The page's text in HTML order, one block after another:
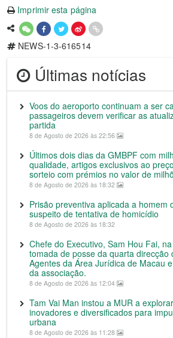
Imprimir esta página
NEWS-1-3-616514
Últimas notícias
Voos do aeroporto continuam a ser
passageiros devem verificar as
partida
8 de Agosto de 2026 às 22:56
Últimos dois dias da GMBPF com
qualidade, artigos exclusivos ao
sorteio com prémios no valor de
8 de Agosto de 2026 às 18:32
Prisão preventiva aplicada a homem
suspeito de tentativa de homicídio
8 de Agosto de 2026 às 18:32
Chefe do Executivo, Sam Hou Fai,
tomada de posse da quarta direcção
Agentes da Área Jurídica de Macau
da associação.
8 de Agosto de 2026 às 12:04
Tam Vai Man instou a MUR a
inovadores e diversificados para
urbana
8 de Agosto de 2026 às 11:28